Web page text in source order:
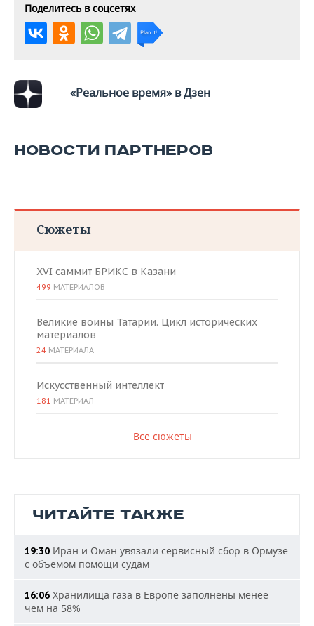
Поделитесь в соцсетях
«Реальное время» в Дзен
НОВОСТИ ПАРТНЕРОВ
Сюжеты
XVI саммит БРИКС в Казани
499 МАТЕРИАЛОВ
Великие воины Татарии. Цикл исторических
материалов
24 МАТЕРИАЛА
Искусственный интеллект
181 МАТЕРИАЛ
Все сюжеты
ЧИТАЙТЕ ТАКЖЕ
19:30 Иран и Оман увязали сервисный сбор в Ормузе
с объемом помощи судам
16:06 Хранилища газа в Европе заполнены менее
чем на 58%